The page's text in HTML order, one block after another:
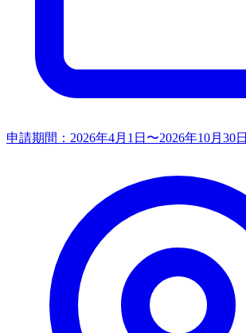
申請期間： 2026年4月1日〜2026年10月30日